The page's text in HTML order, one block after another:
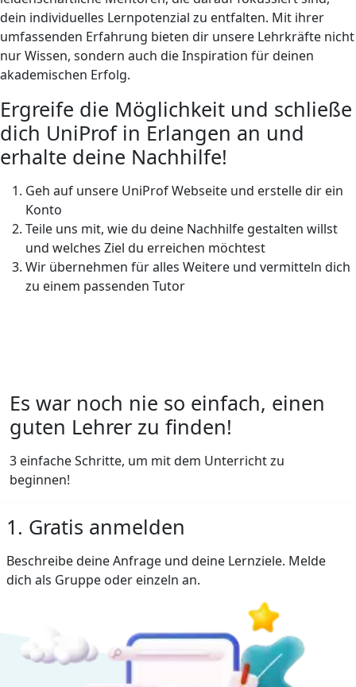
dein individuelles Lernpotenzial zu entfalten. Mit ihrer
umfassenden Erfahrung bieten dir unsere Lehrkräfte nicht
nur Wissen, sondern auch die Inspiration für deinen
akademischen Erfolg.
Ergreife die Möglichkeit und schließe
dich UniProf in Erlangen an und
erhalte deine Nachhilfe!
Geh auf unsere UniProf Webseite und erstelle dir ein
Konto
Teile uns mit, wie du deine Nachhilfe gestalten willst
und welches Ziel du erreichen möchtest
Wir übernehmen für alles Weitere und vermitteln dich
zu einem passenden Tutor
Es war noch nie so einfach, einen
guten Lehrer zu finden!
3 einfache Schritte, um mit dem Unterricht zu
beginnen!
1. Gratis anmelden
Beschreibe deine Anfrage und deine Lernziele. Melde
dich als Gruppe oder einzeln an.